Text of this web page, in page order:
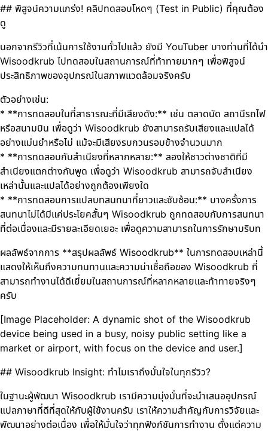
## พิสูจน์ความแกร่ง! คลิปทดสอบโหดๆ (Test in Public) ที่คุณต้อง
ดู
นอกจากรีวิวที่เน้นการใช้งานทั่วไปแล้ว ยังมี YouTuber บางท่านที่ได้นำ
Wisoodkrub ไปทดสอบในสถานการณ์ที่ท้าทายมากๆ เพื่อพิสูจน์
ประสิทธิภาพของอุปกรณ์ในสภาพแวดล้อมจริงครับ
ตัวอย่างเช่น:
* **การทดสอบในที่สาธารณะที่มีเสียงดัง:** เช่น ตลาดนัด สถานีรถไฟ
หรือสนามบิน เพื่อดูว่า Wisoodkrub ยังสามารถรับเสียงและแปลได้
อย่างแม่นยำหรือไม่ แม้จะมีเสียงรบกวนรอบข้างจำนวนมาก
* **การทดสอบกับสำเนียงที่หลากหลาย:** ลองให้ชาวต่างชาติที่มี
สำเนียงแตกต่างกันพูด เพื่อดูว่า Wisoodkrub สามารถจับสำเนียง
เหล่านั้นและแปลได้อย่างถูกต้องเพียงใด
* **การทดสอบการแปลบทสนทนาที่ยาวและซับซ้อน:** บางครั้งการ
สนทนาไม่ได้มีแค่ประโยคสั้นๆ Wisoodkrub ถูกทดสอบกับการสนทนา
ที่ต่อเนื่องและมีรายละเอียดเยอะ เพื่อดูความสามารถในการรักษาบริบท
ผลลัพธ์จากการ **สรุปผลลัพธ์ Wisoodkrub** ในการทดสอบเหล่านี้
แสดงให้เห็นถึงความทนทานและความน่าเชื่อถือของ Wisoodkrub ที่
สามารถทำงานได้ดีเยี่ยมในสถานการณ์ที่หลากหลายและท้าทายจริงๆ
ครับ
[Image Placeholder: A dynamic shot of the Wisoodkrub
device being used in a busy, noisy public setting like a
market or airport, with focus on the device and user.]
## Wisoodkrub Insight: ทำไมเราถึงมั่นใจในทุกรีวิว?
ในฐานะผู้พัฒนา Wisoodkrub เรามีความมุ่งมั่นที่จะนำเสนออุปกรณ์
แปลภาษาที่ดีที่สุดให้กับผู้ใช้งานครับ เราให้ความสำคัญกับการวิจัยและ
พัฒนาอย่างต่อเนื่อง เพื่อให้มั่นใจว่าทุกฟังก์ชันการทำงาน ตั้งแต่ความ